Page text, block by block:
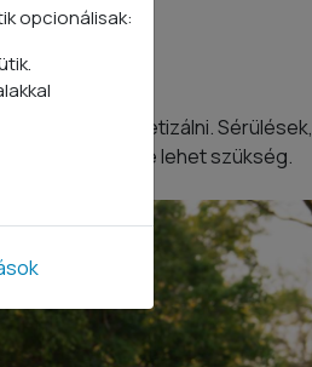
szintetizálni. Sérülések,
kiegészítésükre lehet szükség.
opcionálisak: